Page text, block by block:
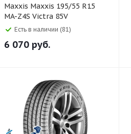
Maxxis Maxxis 195/55 R15
MA-Z4S Victra 85V
Есть в наличии (81)
6 070 руб.